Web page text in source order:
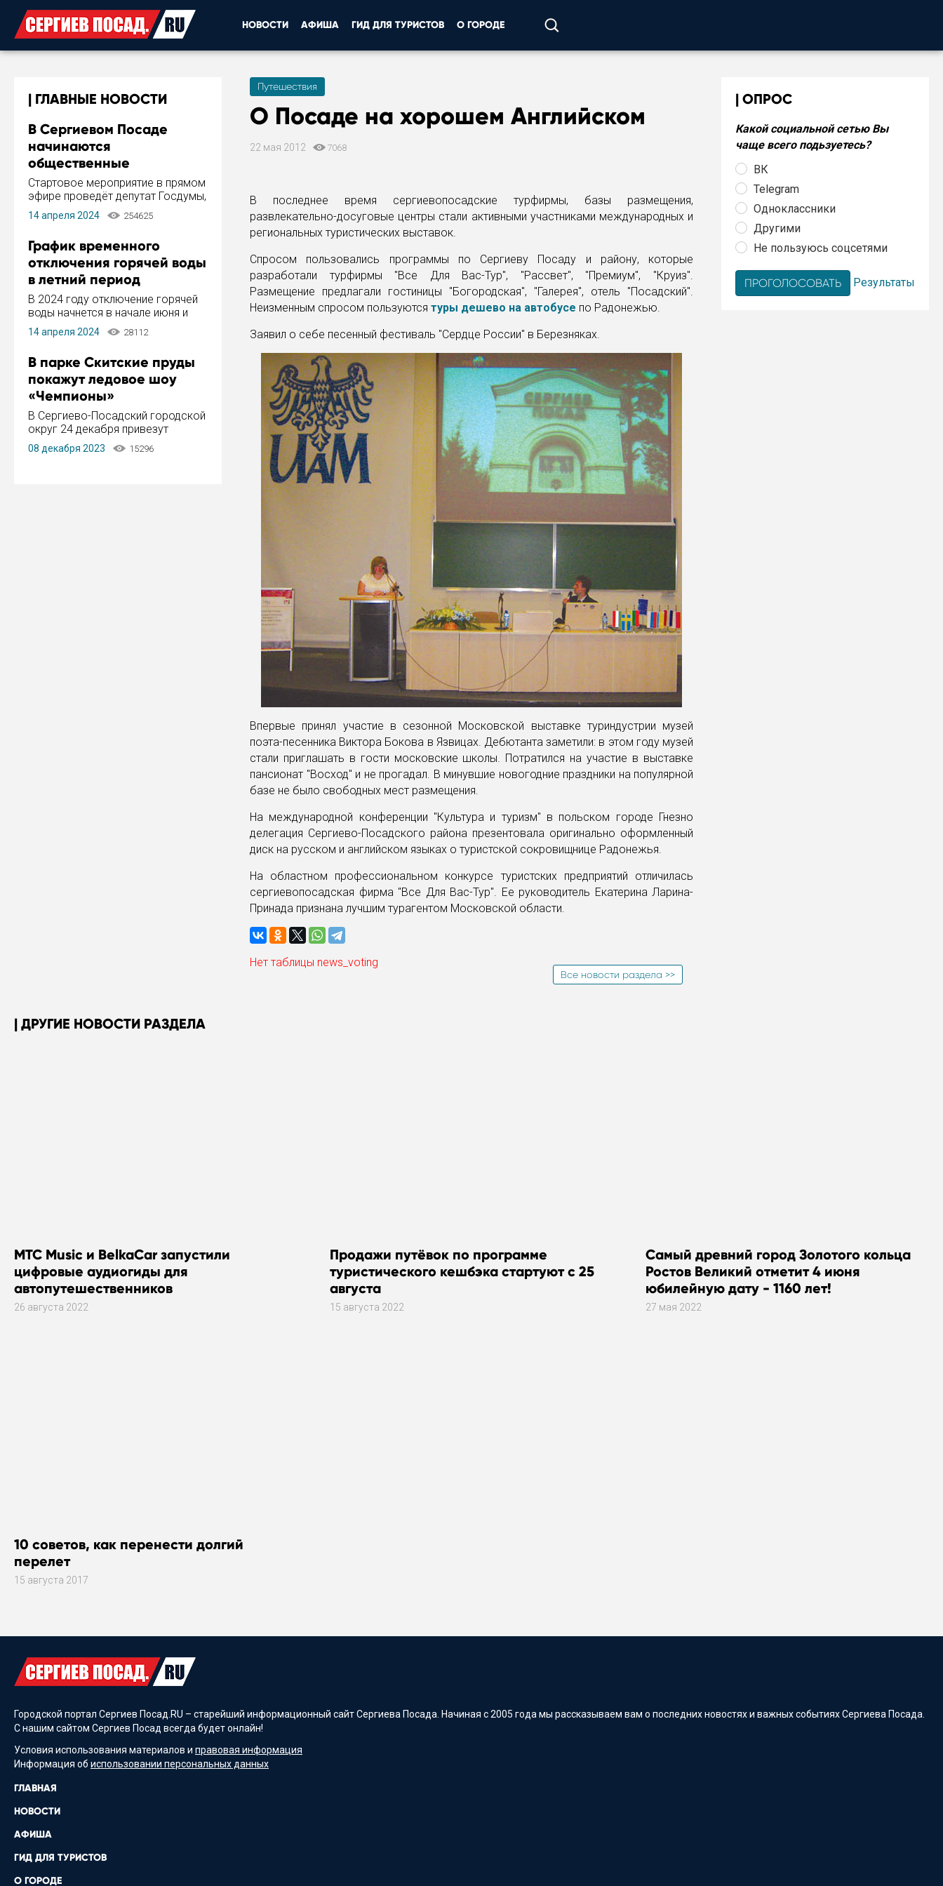
НОВОСТИ АФИША ГИД ДЛЯ ТУРИСТОВ О ГОРОДЕ
ГЛАВНЫЕ НОВОСТИ
В Сергиевом Посаде
начинаются
общественные
обсуждения Стратегии
развития города
Стартовое мероприятие в прямом
эфире проведёт депутат Госдумы,
инициатор и автор Концепции
развития Сергиева Посада и
Пахомов.
14 апреля 2024 254625
График временного
отключения горячей воды
в летний период
В 2024 году отключение горячей
воды начнется в начале июня и
завершится в конце августа.
Период отключения составит не
14 апреля 2024 28112
В парке Скитские пруды
покажут ледовое шоу
«Чемпионы»
В Сергиево-Посадский городской
округ 24 декабря привезут
ледовый тур «Чемпионы»
заслуженного мастера спорта,
08 декабря 2023 15296
Путешествия
О Посаде на хорошем Английском
22 мая 2012 7068
В последнее время сергиевопосадские турфирмы, базы размещения,
развлекательно-досуговые центры стали активными участниками международных и
региональных туристических выставок.
Спросом пользовались программы по Сергиеву Посаду и району, которые
разработали турфирмы "Все Для Вас-Тур", "Рассвет", "Премиум", "Круиз".
Размещение предлагали гостиницы "Богородская", "Галерея", отель "Посадский".
Неизменным спросом пользуются туры дешево на автобусе по Радонежью.
Заявил о себе песенный фестиваль "Сердце России" в Березняках.
Впервые принял участие в сезонной Московской выставке туриндустрии музей
поэта-песенника Виктора Бокова в Язвицах. Дебютанта заметили: в этом году музей
стали приглашать в гости московские школы. Потратился на участие в выставке
пансионат "Восход" и не прогадал. В минувшие новогодние праздники на популярной
базе не было свободных мест размещения.
На международной конференции "Культура и туризм" в польском городе Гнезно
делегация Сергиево-Посадского района презентовала оригинально оформленный
диск на русском и английском языках о туристской сокровищнице Радонежья.
На областном профессиональном конкурсе туристских предприятий отличилась
сергиевопосадская фирма "Все Для Вас-Тур". Ее руководитель Екатерина Ларина-
Принада признана лучшим турагентом Московской области.
Нет таблицы news_voting
Все новости раздела >>
ОПРОС
Какой социальной сетью Вы
чаще всего подьзуетесь?
ВК
Telegram
Одноклассники
Другими
Не пользуюсь соцсетями
Результаты
ДРУГИЕ НОВОСТИ РАЗДЕЛА
МТС Music и BelkaCar запустили
цифровые аудиогиды для
автопутешественников
26 августа 2022
Продажи путёвок по программе
туристического кешбэка стартуют с 25
августа
15 августа 2022
Самый древний город Золотого кольца
Ростов Великий отметит 4 июня
юбилейную дату - 1160 лет!
27 мая 2022
10 советов, как перенести долгий
перелет
15 августа 2017
Городской портал Сергиев Посад.RU – старейший информационный сайт Сергиева Посада. Начиная с 2005 года мы рассказываем вам о последних новостях и важных событиях Сергиева Посада.
С нашим сайтом Сергиев Посад всегда будет онлайн!
Условия использования материалов и правовая информация
Информация об использовании персональных данных
ГЛАВНАЯ
НОВОСТИ
АФИША
ГИД ДЛЯ ТУРИСТОВ
О ГОРОДЕ